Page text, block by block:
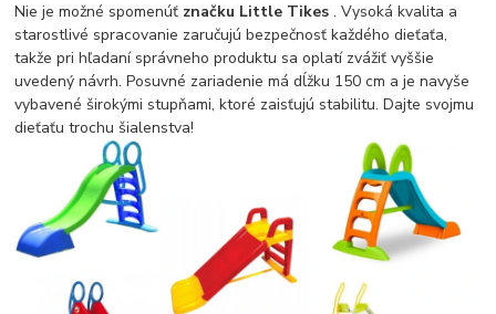
Nie je možné spomenúť značku Little Tikes. Vysoká kvalita a
starostlivé spracovanie zaručujú bezpečnosť každého dieťaťa,
takže pri hľadaní správneho produktu sa oplatí zvážiť vyššie
uvedený návrh. Posuvné zariadenie má dĺžku 150 cm a je navyše
vybavené širokými stupňami, ktoré zaisťujú stabilitu. Dajte svojmu
dieťaťu trochu šialenstva!